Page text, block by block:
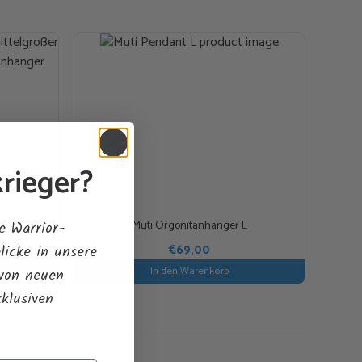
des Herzchakras
Produktion roter Blutkörperchen
in schwierigen Situationen, Gemeinschaftssinn,
neutralisiert negative Auswirkungen von Strahlung
und Klarheit des Geistes, innerer Frieden
Muti Orgonitanhänger L
€69,00
In den Warenkorb
Warrior-
in unsere
neuen